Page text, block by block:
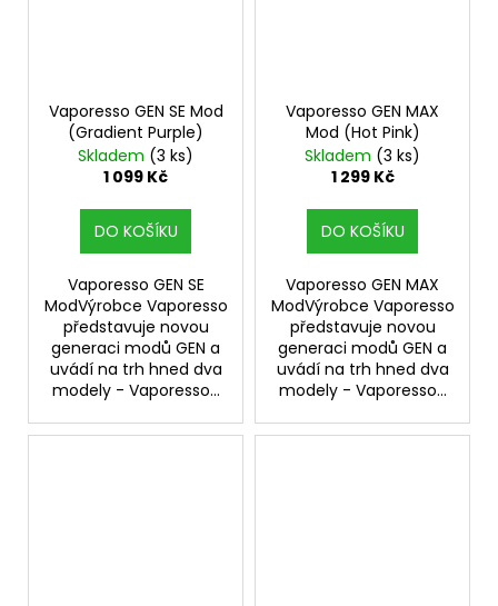
Vaporesso GEN SE Mod
(Gradient Purple)
Skladem (3 ks)
1 099 Kč
DO KOŠÍKU
Vaporesso GEN SE
ModVýrobce Vaporesso
představuje novou
generaci modů GEN a
uvádí na trh hned dva
modely - Vaporesso...
Vaporesso GEN MAX
Mod (Hot Pink)
Skladem (3 ks)
1 299 Kč
DO KOŠÍKU
Vaporesso GEN MAX
ModVýrobce Vaporesso
představuje novou
generaci modů GEN a
uvádí na trh hned dva
modely - Vaporesso...